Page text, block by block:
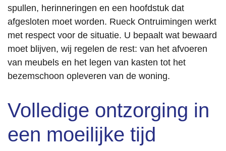
spullen, herinneringen en een hoofdstuk dat
afgesloten moet worden. Rueck Ontruimingen werkt
met respect voor de situatie. U bepaalt wat bewaard
moet blijven, wij regelen de rest: van het afvoeren
van meubels en het legen van kasten tot het
bezemschoon opleveren van de woning.
Volledige ontzorging in
een moeilijke tijd